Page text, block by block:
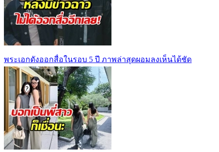
พระเอกดังออกสื่อในรอบ 5 ปี ภาพล่าสุดผอมลงเห็นได้ชัด